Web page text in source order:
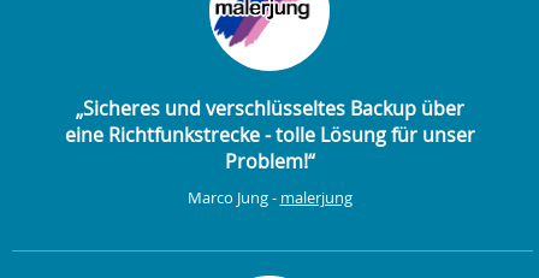
„Sicheres und verschlüsseltes Backup über
eine Richtfunkstrecke - tolle Lösung für unser
Problem!“
Marco Jung - malerjung